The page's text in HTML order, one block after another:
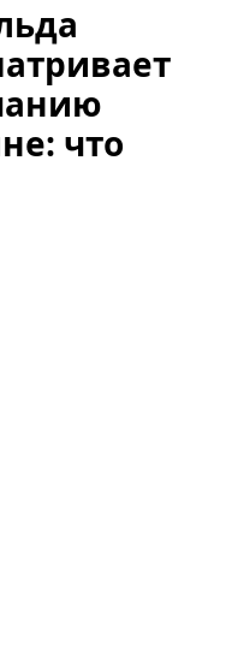
что